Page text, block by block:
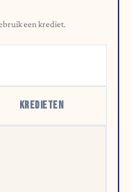
een krediet.
KREDIETEN